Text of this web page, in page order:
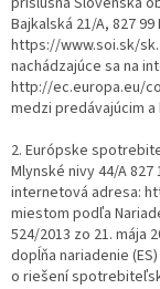
Bajkalská 21/A, 827
https://www.soi.sk/
nachádzajúce sa na
http://ec.europa.eu/
medzi predávajúcim
2. Európske
Mlynské nivy 44/A
internetová adresa:
miestom podľa
524/2013 zo 21. mája
dopĺňa nariadenie
o riešení